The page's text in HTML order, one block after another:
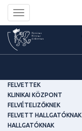
Toggle
navigation
FELVETTEK
KLINIKAI KÖZPONT
FELVÉTELIZŐKNEK
FELVETT HALLGATÓKNAK
HALLGATÓKNAK